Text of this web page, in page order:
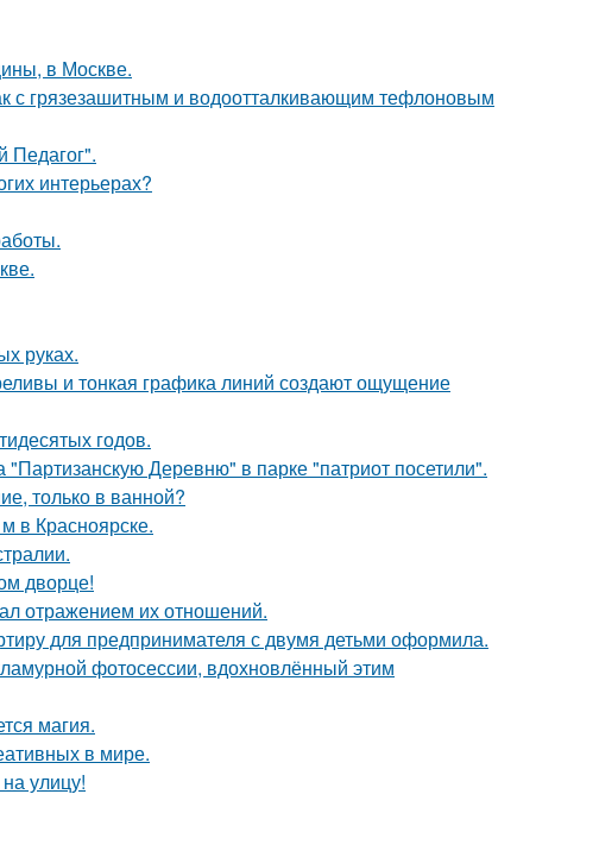
в Москве.
с грязезашитным и водоотталкивающим тефлоновым
Педагог".
интерьерах?
руках.
и тонкая графика линий создают ощущение
годов.
"Партизанскую Деревню" в парке "патриот посетили".
только в ванной?
в Красноярске.
дворце!
отражением их отношений.
для предпринимателя с двумя детьми оформила.
фотосессии, вдохновлённый этим
магия.
в мире.
улицу!